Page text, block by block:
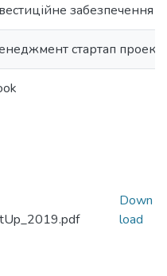
забезпечення
стартап
Down
load